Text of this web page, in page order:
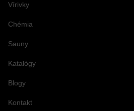
Vírivky
Chémia
Sauny
Katalógy
Blogy
Kontakt